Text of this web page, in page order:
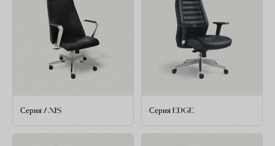
Серия AXIS Серия EDGE